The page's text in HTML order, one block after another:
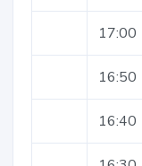
17:00
16:50
16:40